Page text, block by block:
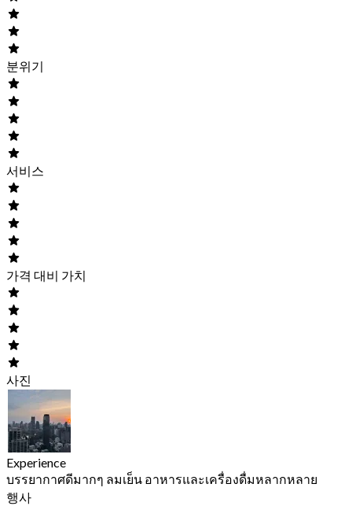
분위기
서비스
가격 대비 가치
사진
Experience
บรรยากาศดีมากๆ ลมเย็น อาหารและเครื่องดื่มหลากหลาย
행사